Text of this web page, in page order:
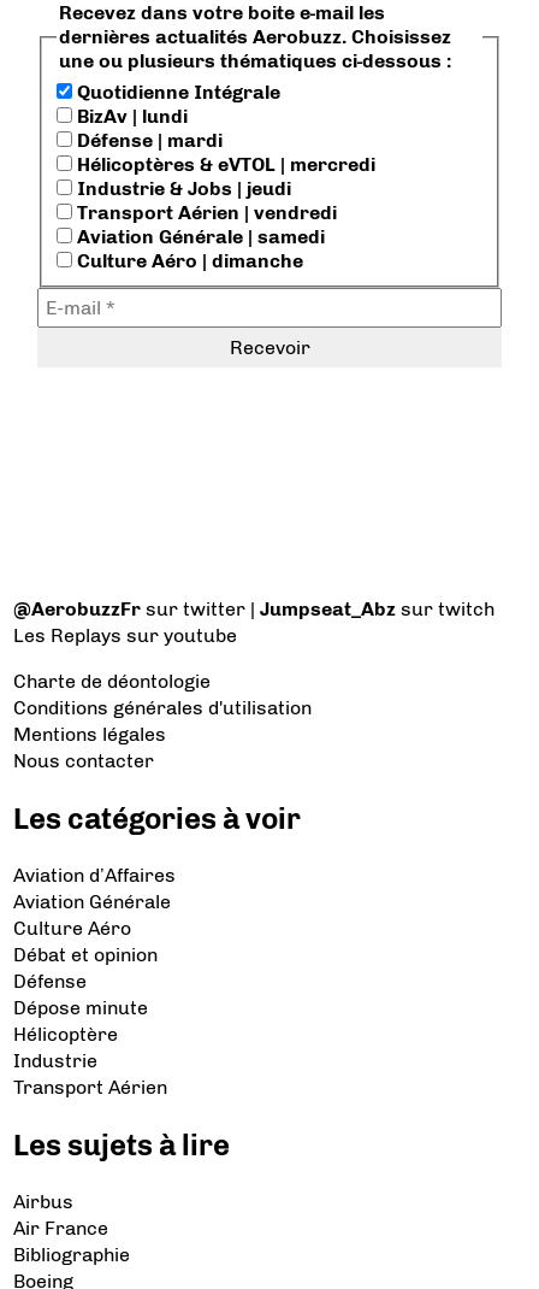
Recevez dans votre boite e-mail les
dernières actualités Aerobuzz. Choisissez
une ou plusieurs thématiques ci-dessous :
Quotidienne Intégrale
BizAv | lundi
Défense | mardi
Hélicoptères & eVTOL | mercredi
Industrie & Jobs | jeudi
Transport Aérien | vendredi
Aviation Générale | samedi
Culture Aéro | dimanche
@AerobuzzFr sur twitter |Jumpseat_Abz sur twitch
Les Replays sur youtube
Charte de déontologie
Conditions générales d'utilisation
Mentions légales
Nous contacter
Les catégories à voir
Aviation d’Affaires
Aviation Générale
Culture Aéro
Débat et opinion
Défense
Dépose minute
Hélicoptère
Industrie
Transport Aérien
Les sujets à lire
Airbus
Air France
Bibliographie
Boeing